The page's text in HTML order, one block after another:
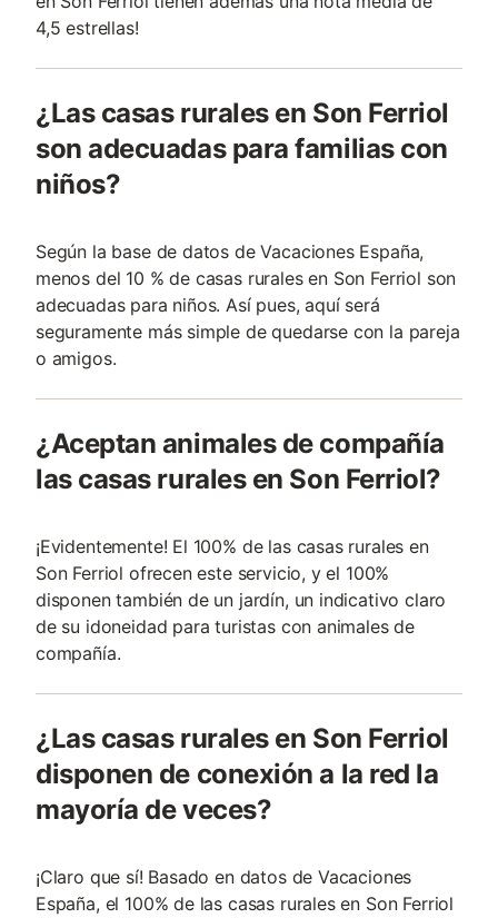
4,5 estrellas!
¿Las casas rurales en Son Ferriol
son adecuadas para familias con
niños?
Según la base de datos de Vacaciones España,
menos del 10 % de casas rurales en Son Ferriol son
adecuadas para niños. Así pues, aquí será
seguramente más simple de quedarse con la pareja
o amigos.
¿Aceptan animales de compañía
las casas rurales en Son Ferriol?
¡Evidentemente! El 100% de las casas rurales en
Son Ferriol ofrecen este servicio, y el 100%
disponen también de un jardín, un indicativo claro
de su idoneidad para turistas con animales de
compañí­a.
¿Las casas rurales en Son Ferriol
disponen de conexión a la red la
mayoría de veces?
¡Claro que sí! Basado en datos de Vacaciones
España, el 100% de las casas rurales en Son Ferriol